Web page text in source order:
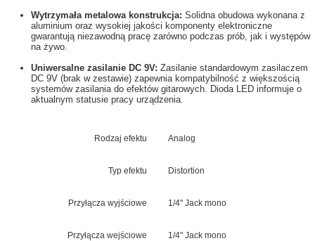
Wytrzymała metalowa konstrukcja:Solidna obudowa wykonana z
aluminium oraz wysokiej jakości komponenty elektroniczne
gwarantują niezawodną pracę zarówno podczas prób, jak i występów
na żywo.
Uniwersalne zasilanie DC 9V:Zasilanie standardowym zasilaczem
DC 9V (brak w zestawie) zapewnia kompatybilność z większością
systemów zasilania do efektów gitarowych. Dioda LED informuje o
aktualnym statusie pracy urządzenia.
Rodzaj efektu Analog
Typ efektu Distortion
Przyłącza wyjściowe 1/4" Jack mono
Przyłącza wejściowe 1/4" Jack mono